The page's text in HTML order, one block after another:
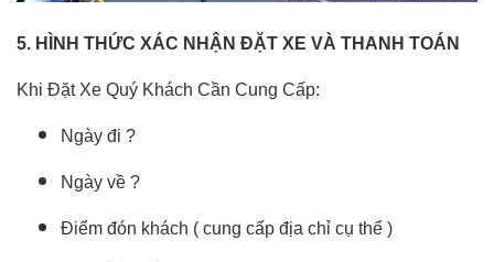
5. HÌNH THỨC XÁC NHẬN ĐẶT XE VÀ THANH TOÁN
Khi Đặt Xe Quý Khách Cần Cung Cấp:
Ngày đi ?
Ngày về ?
Điểm đón khách ( cung cấp địa chỉ cụ thể )